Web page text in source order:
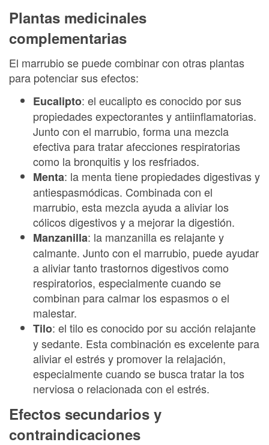
Plantas medicinales
complementarias
El marrubio se puede combinar con otras plantas
para potenciar sus efectos:
Eucalipto: el eucalipto es conocido por sus
propiedades expectorantes y antiinflamatorias.
Junto con el marrubio, forma una mezcla
efectiva para tratar afecciones respiratorias
como la bronquitis y los resfriados.
Menta: la menta tiene propiedades digestivas y
antiespasmódicas. Combinada con el
marrubio, esta mezcla ayuda a aliviar los
cólicos digestivos y a mejorar la digestión.
Manzanilla: la manzanilla es relajante y
calmante. Junto con el marrubio, puede ayudar
a aliviar tanto trastornos digestivos como
respiratorios, especialmente cuando se
combinan para calmar los espasmos o el
malestar.
Tilo: el tilo es conocido por su acción relajante
y sedante. Esta combinación es excelente para
aliviar el estrés y promover la relajación,
especialmente cuando se busca tratar la tos
nerviosa o relacionada con el estrés.
Efectos secundarios y
contraindicaciones